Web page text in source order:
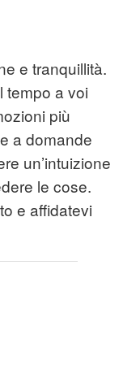
e tranquillità.
tempo a voi
più
a domande
un’intuizione
le cose.
e affidatevi